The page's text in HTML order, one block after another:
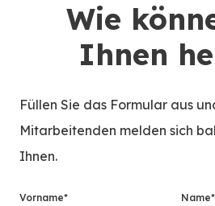
Wie
Ihnen
Füllen Sie das Formular aus
Mitarbeitenden melden sich
Ihnen.
Vorname* Name*